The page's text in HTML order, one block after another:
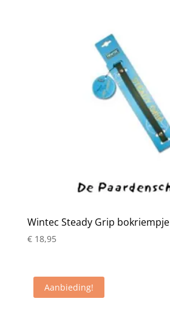
Wintec Steady Grip bokriempje
€18,95
Aanbieding!